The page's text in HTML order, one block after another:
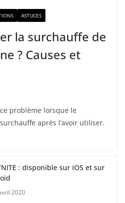
ASTUCES
la surchauffe de
? Causes et
problème lorsque le
après l’avoir utiliser.
: disponible sur iOS et sur
2020